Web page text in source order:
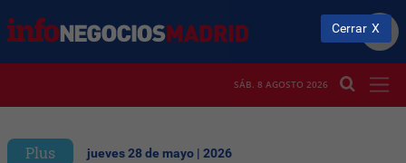
SÁB. 8 AGOSTO 2026
Plus jueves 28 de mayo | 2026
Cerrar